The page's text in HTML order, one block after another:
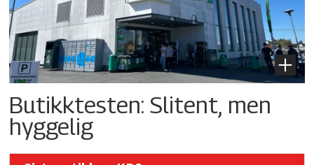
Butikktesten: Slitent, men
hyggelig